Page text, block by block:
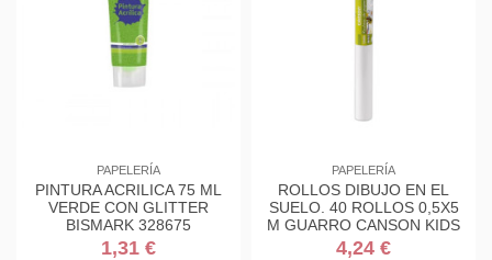
PAPELERÍA
PINTURA ACRILICA 75 ML
VERDE CON GLITTER
BISMARK 328675
1,31 €
PAPELERÍA
ROLLOS DIBUJO EN EL
SUELO. 40 ROLLOS 0,5X5
M GUARRO CANSON KIDS
C200003210
4,24 €